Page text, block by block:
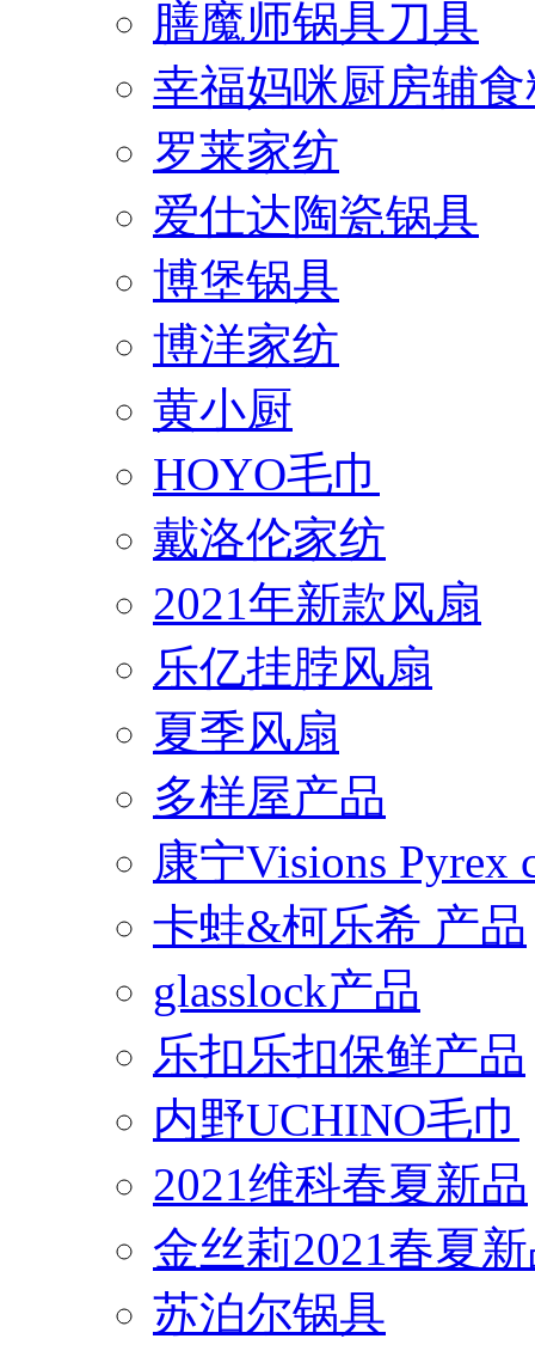
膳魔师锅具刀具
幸福妈咪厨房辅
罗莱家纺
爱仕达陶瓷锅具
博堡锅具
博洋家纺
黄小厨
HOYO毛巾
戴洛伦家纺
2021年新款风扇
乐亿挂脖风扇
夏季风扇
多样屋产品
康宁Visions Pyrex
卡蛙&柯乐希 产品
glasslock产品
乐扣乐扣保鲜产品
内野UCHINO毛巾
2021维科春夏新品
金丝莉2021春夏
苏泊尔锅具